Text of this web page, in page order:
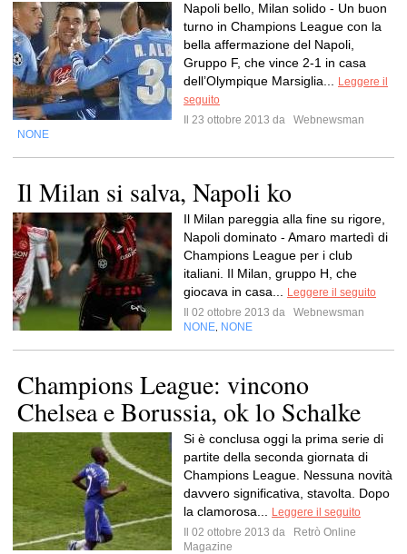
Napoli bello, Milan solido - Un buon
turno in Champions League con la
bella affermazione del Napoli,
Gruppo F, che vince 2-1 in casa
dell’Olympique Marsiglia...
Leggere il
seguito
Il 23 ottobre 2013 da
Webnewsman
NONE
Il Milan si salva, Napoli ko
Il Milan pareggia alla fine su rigore,
Napoli dominato - Amaro martedì di
Champions League per i club
italiani. Il Milan, gruppo H, che
giocava in casa...
Leggere il seguito
Il 02 ottobre 2013 da
Webnewsman
NONE NONE
Champions League: vincono
Chelsea e Borussia, ok lo Schalke
Si è conclusa oggi la prima serie di
partite della seconda giornata di
Champions League. Nessuna novità
davvero significativa, stavolta. Dopo
la clamorosa...
Leggere il seguito
Il 02 ottobre 2013 da
Retrò Online
Magazine